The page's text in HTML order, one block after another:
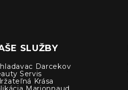
SLUŽBY
Darcekov
Servis
Krása